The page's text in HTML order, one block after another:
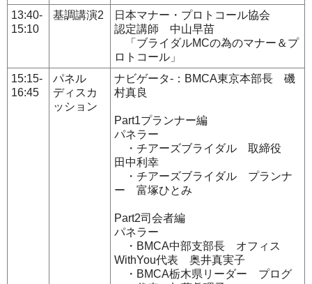
13:40-
15:10
基調講演2
日本マナー・プロトコール協会
認定講師 中山早苗
「ブライダルMCの為のマナー＆プ
ロトコール」
15:15-
16:45
パネル
ディスカ
ッション
ナビゲータ-：BMCA東京本部長 磯
村真良
Part1プランナー編
パネラー
・チアーズブライダル 取締役
田中利幸
・チアーズブライダル プランナ
ー 富塚ひとみ
Part2司会者編
パネラー
・BMCA中部支部長 オフィス
WithYou代表 奥井真実子
・BMCA栃木県リーダー プログ